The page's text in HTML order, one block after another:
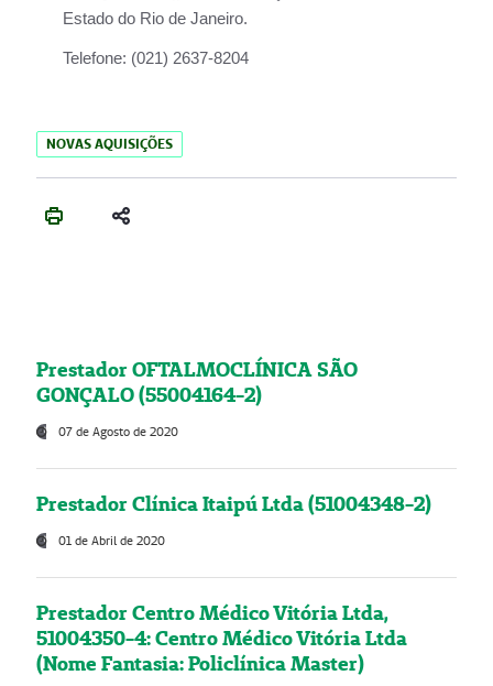
Estado do Rio de Janeiro.
Telefone: (021) 2637-8204
NOVAS AQUISIÇÕES
Prestador OFTALMOCLÍNICA SÃO
GONÇALO (55004164-2)
07 de Agosto de 2020
Prestador Clínica Itaipú Ltda (51004348-2)
01 de Abril de 2020
Prestador Centro Médico Vitória Ltda,
51004350-4: Centro Médico Vitória Ltda
(Nome Fantasia: Policlínica Master)